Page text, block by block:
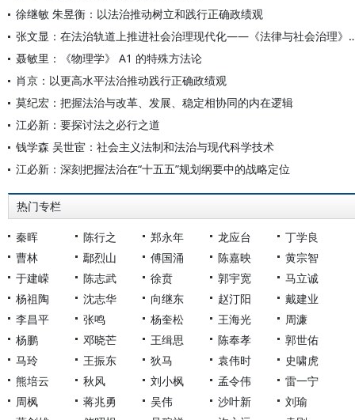
徐继敏 朱昱衡：以法治推动树立和践行正确政绩观
张文显：在法治轨道上推进社会
聂敏里：《物理学》 A1 的特殊方法论
肖京：以更高水平法治推动践行正确政绩观
莫纪宏：把握法治与改革、发展、稳定相协同的内在逻辑
江必新：要探讨法之必行之道
钱学森 吴世宦：社会主义法制和法治与现代科学技术
江必新：深刻把握法治在“十五五”规划纲要中的战略定位
热门专栏
秦晖 陈行之 郑永年 龙应台
丁学良
曹林
鄢烈山 傅国涌 陈嘉映
黄宗智
于建嵘
陈志武 徐贲 郭宇宽
马立诚
杨祖陶
沈志华 向继东 赵汀阳
戴建业
李昌平
张鸣 杨奎松 王海光
周濂
杨鹏
邓晓芒 王缉思 陈奉孝
郭世佑
马玲
王振东 狄马 袁伟时
史啸虎
熊培云
秋风 刘小枫 孟令伟
雷一宁
周枫
蒋兆勇 吴伟 沙叶新
刘瑜